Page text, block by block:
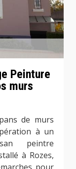
Peinture
murs
de murs
à un
peintre
à Rozes,